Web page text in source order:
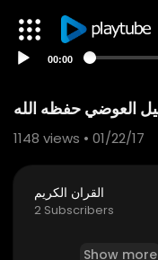
00:00
1148 views • 01/22/17
القران الكريم
2 Subscribers
Show more